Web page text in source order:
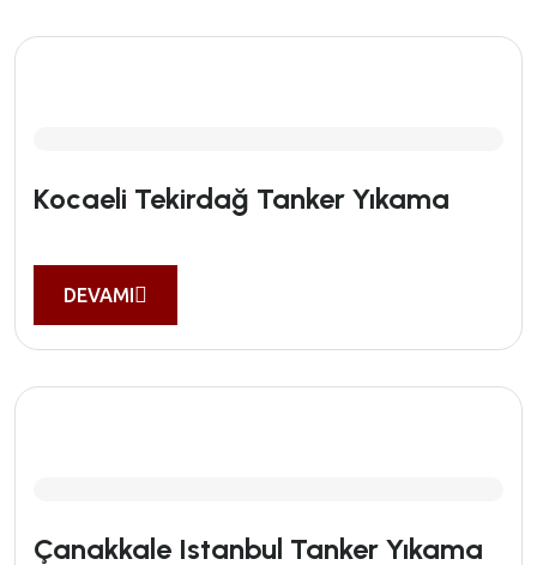
Kocaeli Tekirdağ Tanker Yıkama
DEVAMI
Çanakkale Istanbul Tanker Yıkama